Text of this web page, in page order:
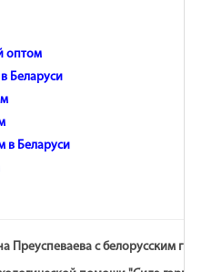
оптом
Беларуси
в Беларуси
Преуспеваева с белорусским